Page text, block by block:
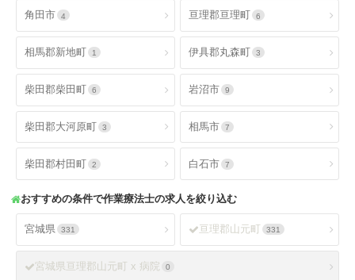
角田市 4 亘理郡亘理町 6
相馬郡新地町 1 伊具郡丸森町 3
柴田郡柴田町 6 岩沼市 9
柴田郡大河原町 3 相馬市 7
柴田郡村田町 2 白石市 7
おすすめの条件で作業療法士の求人を絞り込む
宮城県 331 亘理郡山元町 331
宮城県亘理郡山元町 x 病院 0